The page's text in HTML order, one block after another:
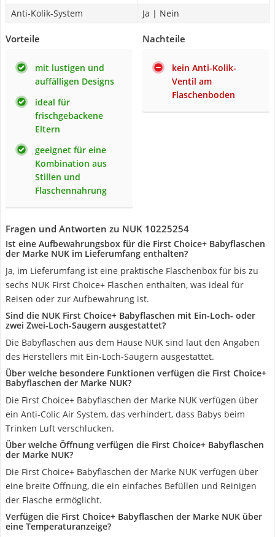
Anti-Kolik-System
Ja | Nein
Vorteile
mit lustigen und
auffälligen Designs
ideal für
frischgebackene
Eltern
geeignet für eine
Kombination aus
Stillen und
Flaschennahrung
Nachteile
kein Anti-Kolik-
Ventil am
Flaschenboden
Fragen und Antworten zu NUK 10225254
Ist eine Aufbewahrungsbox für die First Choice+ Babyflaschen
der Marke NUK im Lieferumfang enthalten?
Ja, im Lieferumfang ist eine praktische Flaschenbox für bis zu
sechs NUK First Choice+ Flaschen enthalten, was ideal für
Reisen oder zur Aufbewahrung ist.
Sind die NUK First Choice+ Babyflaschen mit Ein-Loch- oder
zwei Zwei-Loch-Saugern ausgestattet?
Die Babyflaschen aus dem Hause NUK sind laut den Angaben
des Herstellers mit Ein-Loch-Saugern ausgestattet.
Über welche besondere Funktionen verfügen die First Choice+
Babyflaschen der Marke NUK?
Die First Choice+ Babyflaschen der Marke NUK verfügen über
ein Anti-Colic Air System, das verhindert, dass Babys beim
Trinken Luft verschlucken.
Über welche Öffnung verfügen die First Choice+ Babyflaschen
der Marke NUK?
Die First Choice+ Babyflaschen der Marke NUK verfügen über
eine breite Öffnung, die ein einfaches Befüllen und Reinigen
der Flasche ermöglicht.
Verfügen die First Choice+ Babyflaschen der Marke NUK über
eine Temperaturanzeige?